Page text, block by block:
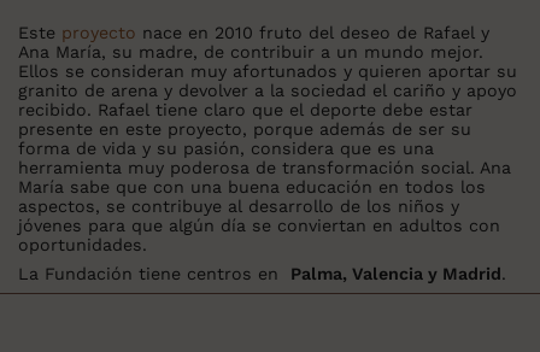
Este proyecto nace en 2010 fruto del deseo de Rafael y
Ana María, su madre, de contribuir a un mundo mejor.
Ellos se consideran muy afortunados y quieren aportar su
granito de arena y devolver a la sociedad el cariño y apoyo
recibido. Rafael tiene claro que el deporte debe estar
presente en este proyecto, porque además de ser su
forma de vida y su pasión, considera que es una
herramienta muy poderosa de transformación social. Ana
María sabe que con una buena educación en todos los
aspectos, se contribuye al desarrollo de los niños y
jóvenes para que algún día se conviertan en adultos con
oportunidades.
La Fundación tiene centros en Palma, Valencia y Madrid.